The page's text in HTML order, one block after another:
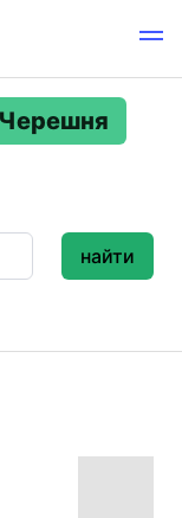
Черешня
найти